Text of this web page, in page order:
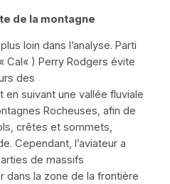
de la montagne
loin dans l’analyse. Parti
« Cal « ) Perry Rodgers évite
des
en suivant une vallée fluviale
Rocheuses, afin de
crêtes et sommets,
Cependant, l’aviateur a
de massifs
dans la zone de la frontière